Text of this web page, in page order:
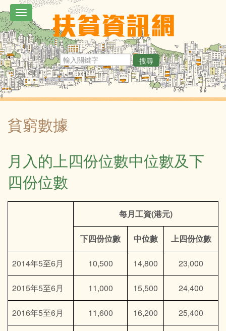
移
至
主
內
容
Toggle
navigation
搜尋
貧窮數據
月入的上四份位數中位數及下
四份位數
每月工資(港元)
下四份位數 中位數 上四份位數
2014年5至6月 10,500 14,800 23,000
2015年5至6月 11,000 15,500 24,400
2016年5至6月 11,600 16,200 25,400